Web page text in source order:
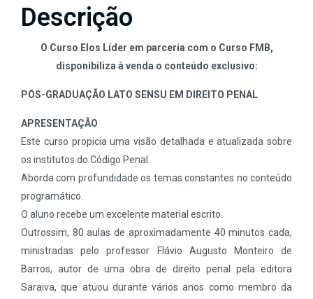
Descrição
O Curso Elos Líder em parceria com o Curso FMB,
disponibiliza à venda o conteúdo exclusivo:
PÓS-GRADUAÇÃO LATO SENSU EM DIREITO PENAL
APRESENTAÇÃO
Este curso propicia uma visão detalhada e atualizada sobre
os institutos do Código Penal.
Aborda com profundidade os temas constantes no conteúdo
programático.
O aluno recebe um excelente material escrito.
Outrossim, 80 aulas de aproximadamente 40 minutos cada,
ministradas pelo professor Flávio Augusto Monteiro de
Barros, autor de uma obra de direito penal pela editora
Saraiva, que atuou durante vários anos como membro da